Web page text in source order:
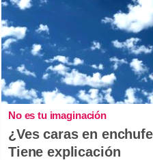
No es tu imaginación
¿Ves caras en
Tiene explicación